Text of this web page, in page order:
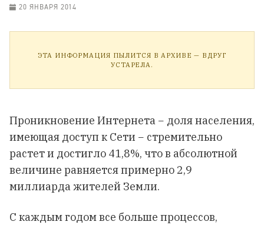
20 ЯНВАРЯ 2014
ЭТА ИНФОРМАЦИЯ ПЫЛИТСЯ В АРХИВЕ — ВДРУГ
УСТАРЕЛА.
Проникновение Интернета − доля населения,
имеющая доступ к Сети − стремительно
растет и достигло 41,8%, что в абсолютной
величине равняется примерно 2,9
миллиарда жителей Земли.
С каждым годом все больше процессов,